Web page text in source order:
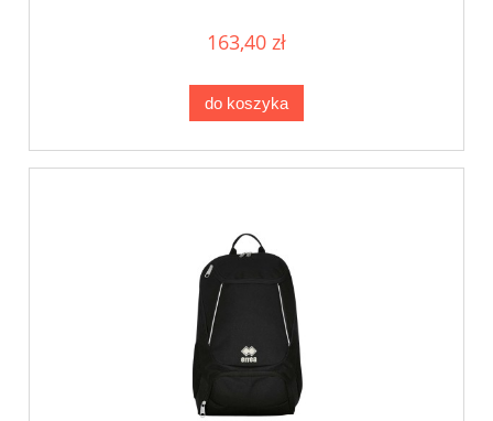
163,40 zł
do koszyka